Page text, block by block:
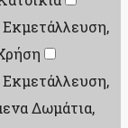
Εκμετάλλευση,
Εκμετάλλευση,
Δωμάτια,